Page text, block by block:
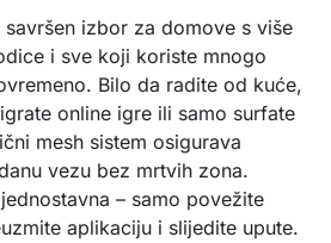
izbor za domove s više
i sve koji koriste mnogo
Bilo da radite od kuće,
online igre ili samo surfate
mesh sistem osigurava
vezu bez mrtvih zona.
– samo povežite
aplikaciju i slijedite upute.